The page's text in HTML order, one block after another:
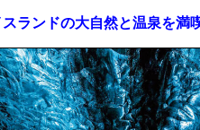
スランドの大自然と温泉を満